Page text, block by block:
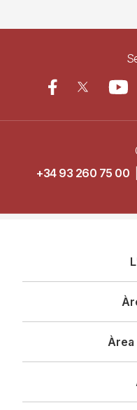
+34 93 260 75 00
principal
Àrea